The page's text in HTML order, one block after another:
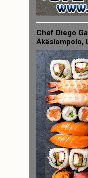
Chef Diego
Äkäslompolo,